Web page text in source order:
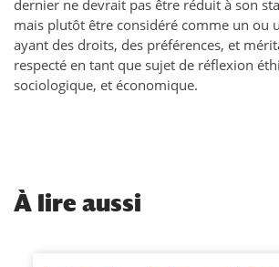
dernier ne devrait pas être réduit à son
mais plutôt être considéré comme un ou
ayant des droits, des préférences, et
respecté en tant que sujet de réflexion
sociologique, et économique.
À lire aussi